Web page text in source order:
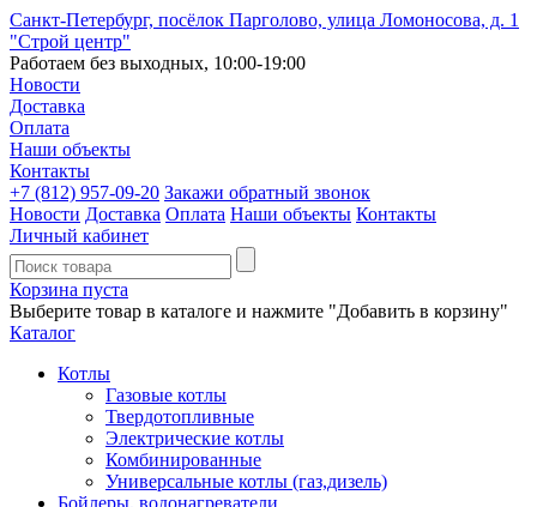
Санкт-Петербург, посёлок Парголово, улица Ломоносова, д. 1
"Строй центр"
Работаем без выходных, 10:00-19:00
Новости
Доставка
Оплата
Наши объекты
Контакты
+7 (812) 957-09-20 Закажи обратный звонок
Новости Доставка Оплата Наши объекты Контакты
Личный кабинет
Корзина пуста
Выберите товар в каталоге и нажмите "Добавить в корзину"
Каталог
Котлы
Газовые котлы
Твердотопливные
Электрические котлы
Комбинированные
Универсальные котлы (газ,дизель)
Бойлеры, водонагреватели